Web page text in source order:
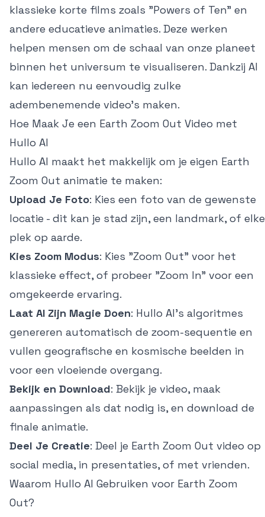
klassieke korte films zoals "Powers of Ten" en
andere educatieve animaties. Deze werken
helpen mensen om de schaal van onze planeet
binnen het universum te visualiseren. Dankzij AI
kan iedereen nu eenvoudig zulke
adembenemende video's maken.
Hoe Maak Je een Earth Zoom Out Video met
Hullo AI
Hullo AI maakt het makkelijk om je eigen Earth
Zoom Out animatie te maken:
Upload Je Foto: Kies een foto van de gewenste
locatie - dit kan je stad zijn, een landmark, of elke
plek op aarde.
Kies Zoom Modus: Kies "Zoom Out" voor het
klassieke effect, of probeer "Zoom In" voor een
omgekeerde ervaring.
Laat AI Zijn Magie Doen: Hullo AI's algoritmes
genereren automatisch de zoom-sequentie en
vullen geografische en kosmische beelden in
voor een vloeiende overgang.
Bekijk en Download: Bekijk je video, maak
aanpassingen als dat nodig is, en download de
finale animatie.
Deel Je Creatie: Deel je Earth Zoom Out video op
social media, in presentaties, of met vrienden.
Waarom Hullo AI Gebruiken voor Earth Zoom
Out?